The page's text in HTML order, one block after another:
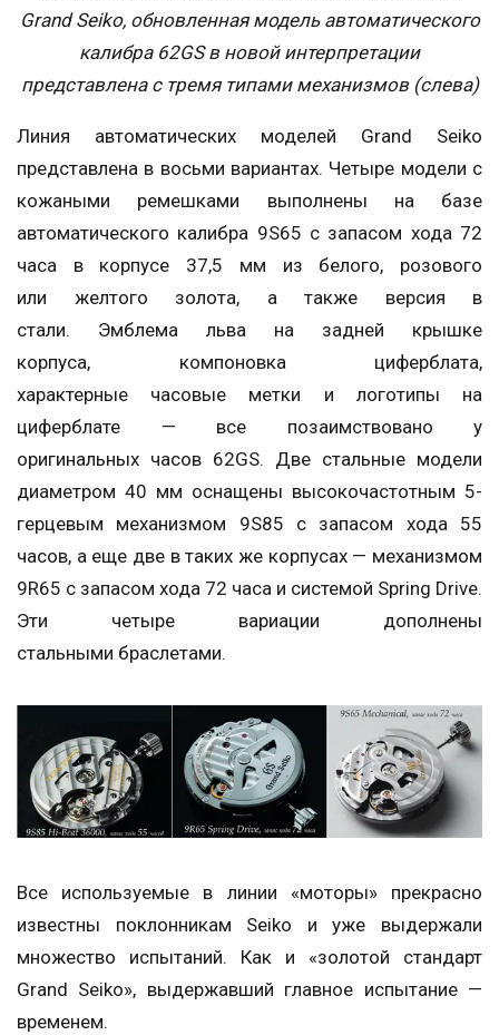
Grand Seiko, обновленная модель автоматического
калибра 62GS в новой интерпретации
представлена с тремя типами механизмов (слева)
Линия автоматических моделей Grand Seiko
представлена в восьми вариантах. Четыре модели с
кожаными ремешками выполнены на базе
автоматического калибра 9S65 с запасом хода 72
часа в корпусе 37,5 мм из белого, розового
или желтого золота, а также версия в
стали. Эмблема льва на задней крышке
корпуса, компоновка циферблата,
характерные часовые метки и логотипы на
циферблате — все позаимствовано у
оригинальных часов 62GS. Две стальные модели
диаметром 40 мм оснащены высокочастотным 5-
герцевым механизмом 9S85 с запасом хода 55
часов, а еще две в таких же корпусах — механизмом
9R65 с запасом хода 72 часа и системой Spring Drive.
Эти четыре вариации дополнены
стальными браслетами.
Все используемые в линии «моторы» прекрасно
известны поклонникам Seiko и уже выдержали
множество испытаний. Как и «золотой стандарт
Grand Seiko», выдержавший главное испытание —
временем.